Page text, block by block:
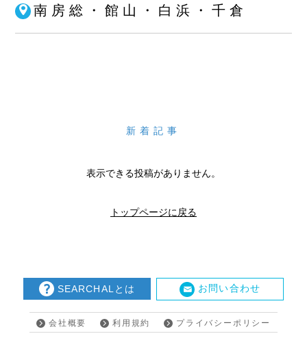
南房総・館山・白浜・千倉
新着記事
表示できる投稿がありません。
トップページに戻る
SEARCHALとは お問い合わせ
会社概要 利用規約 プライバシーポリシー